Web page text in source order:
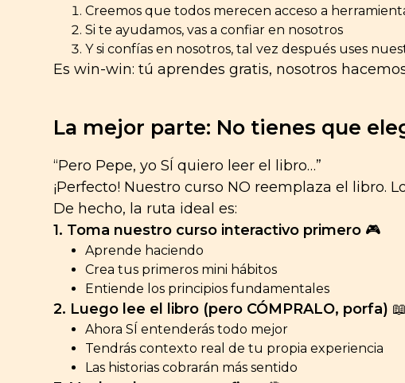
Creemos que todos merecen acceso a
Si te ayudamos, vas a confiar en nosotros
Y si confías en nosotros, tal vez después uses
Es win-win: tú aprendes gratis, nosotros
La mejor parte: No tienes que
“Pero Pepe, yo SÍ quiero leer el libro…”
¡Perfecto! Nuestro curso NO reemplaza el libro.
De hecho, la ruta ideal es:
1. Toma nuestro curso interactivo primero 🎮
Aprende haciendo
Crea tus primeros mini hábitos
Entiende los principios fundamentales
2. Luego lee el libro (pero CÓMPRALO, porfa) 📖
Ahora SÍ entenderás todo mejor
Tendrás contexto real de tu propia experiencia
Las historias cobrarán más sentido